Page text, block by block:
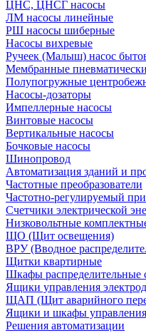
ЦНС, ЦНСГ насосы
ЛМ насосы линейные
РШ насосы шиберные
Насосы вихревые
Ручеек (Малыш) насос
Мембранные
Полупогружные
Насосы-дозаторы
Импеллерные насосы
Винтовые насосы
Вертикальные насосы
Бочковые насосы
Шинопровод
Автоматизация зданий и
Частотные преобразователи
Частотно-регулируемый
Счетчики электрической
Низковольтные
ЩО (Щит освещения)
ВРУ (Вводное
Щитки квартирные
Шкафы
Ящики управления
ЩАП (Щит аварийного
Ящики и шкафы
Решения автоматизации